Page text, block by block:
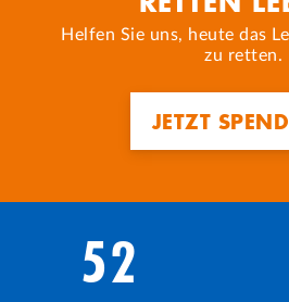
Helfen Sie uns, heute das
zu retten.
JETZT
52